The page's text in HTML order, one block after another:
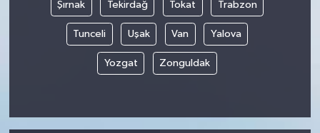
Şırnak Tekirdağ Tokat Trabzon
Tunceli Uşak Van Yalova
Yozgat Zonguldak